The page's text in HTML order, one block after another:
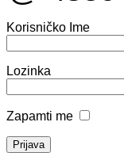
Korisničko Ime
Lozinka
Zapamti me